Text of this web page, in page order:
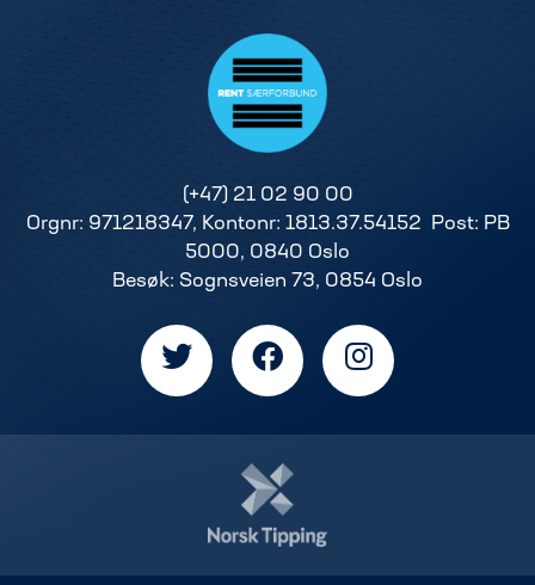
(+47) 21 02 90 00
Orgnr: 971218347, Kontonr: 1813.37.54152 Post: PB
5000, 0840 Oslo
Besøk: Sognsveien 73, 0854 Oslo